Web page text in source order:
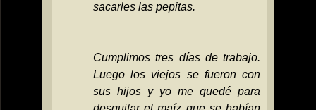
sacarles las pepitas.
Cumplimos tres días de trabajo.
Luego los viejos se fueron con
sus hijos y yo me quedé para